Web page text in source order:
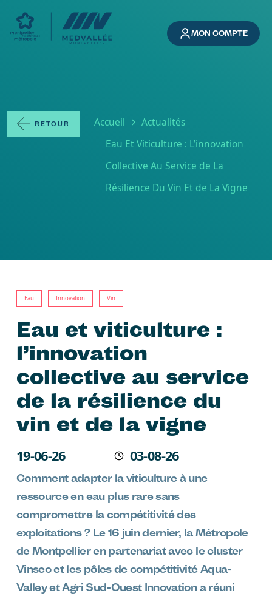
MON COMPTE
RETOUR Fil d'Ariane
Accueil
Actualités
Eau Et Viticulture : L’innovation
Collective Au Service de La
Résilience Du Vin Et de La Vigne
Eau Innovation Vin
Eau et viticulture :
l’innovation
collective au service
de la résilience du
vin et de la vigne
Écrit le
19-06-26 Modifié
03-08-26
Comment adapter la viticulture à une
ressource en eau plus rare sans
compromettre la compétitivité des
exploitations ? Le 16 juin dernier, la Métropole
de Montpellier en partenariat avec le cluster
Vinseo et les pôles de compétitivité Aqua-
Valley et Agri Sud-Ouest Innovation a réuni